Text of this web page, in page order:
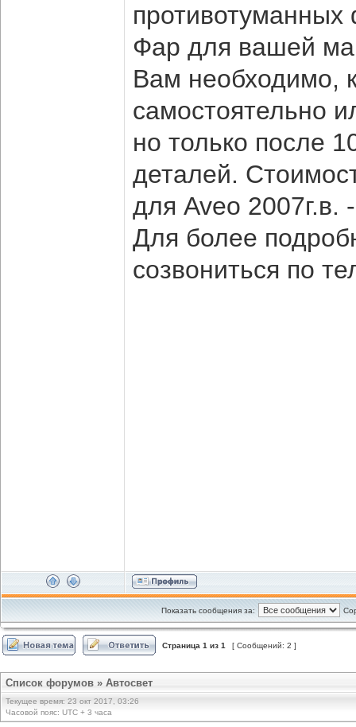
Фар для вашей
Вам необходимо,
самостоятельно
но только после
деталей.
для Aveo 2007г.в.
Для более
созвониться по
Показать сообщения за:
Страница 1 из 1 [ Сообщений: 2 ]
Список форумов » Автосвет
Текущее время: 23 окт 2017, 03:26
Часовой пояс: UTC + 3 часа